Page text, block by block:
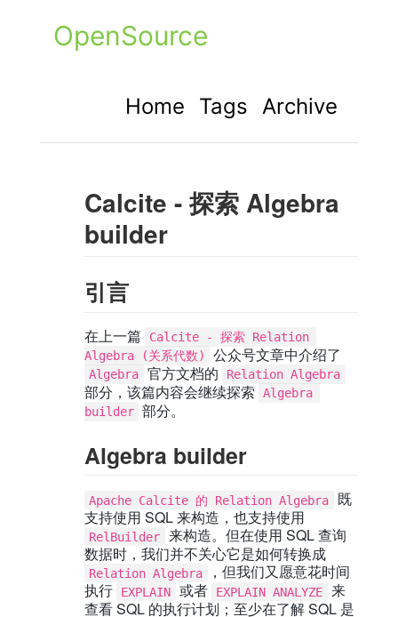
OpenSource
Home Tags Archive
Calcite - 探索 Algebra
builder
引言
在上一篇
Calcite - 探索 Relation
Algebra (关系代数)
公众号文章中介绍了
Algebra 官方文档的 Relation Algebra
部分，该篇内容会继续探索
Algebra
builder 部分。
Algebra builder
Apache Calcite 的 Relation Algebra
既
支持使用 SQL 来构造，也支持使用
RelBuilder
来构造。但在使用 SQL 查询
数据时，我们并不关心它是如何转换成
Relation Algebra
，但我们又愿意花时间
执行
EXPLAIN 或者 EXPLAIN ANALYZE
来
查看 SQL 的执行计划；至少在了解 SQL 是